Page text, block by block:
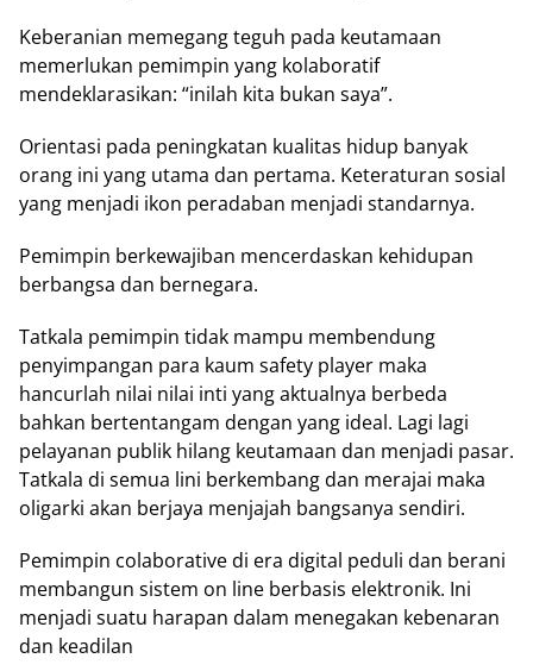
Keberanian memegang teguh pada keutamaan
memerlukan pemimpin yang kolaboratif
mendeklarasikan: “inilah kita bukan saya”.
Orientasi pada peningkatan kualitas hidup banyak
orang ini yang utama dan pertama. Keteraturan sosial
yang menjadi ikon peradaban menjadi standarnya.
Pemimpin berkewajiban mencerdaskan kehidupan
berbangsa dan bernegara.
Tatkala pemimpin tidak mampu membendung
penyimpangan para kaum safety player maka
hancurlah nilai nilai inti yang aktualnya berbeda
bahkan bertentangam dengan yang ideal. Lagi lagi
pelayanan publik hilang keutamaan dan menjadi pasar.
Tatkala di semua lini berkembang dan merajai maka
oligarki akan berjaya menjajah bangsanya sendiri.
Pemimpin colaborative di era digital peduli dan berani
membangun sistem on line berbasis elektronik. Ini
menjadi suatu harapan dalam menegakan kebenaran
dan keadilan